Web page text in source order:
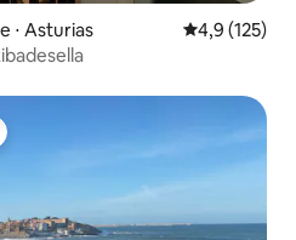
⋅ Asturias Évaluation
4,9 (125)